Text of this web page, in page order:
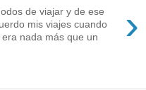
›
de viajar y de ese
mis viajes cuando
nada más que un